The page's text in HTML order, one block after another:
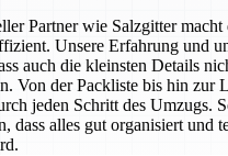
Partner wie Salzgitter
Unsere Erfahrung und
auch die kleinsten Details
Von der Packliste bis hin zur
jeden Schritt des Umzugs.
dass alles gut organisiert und